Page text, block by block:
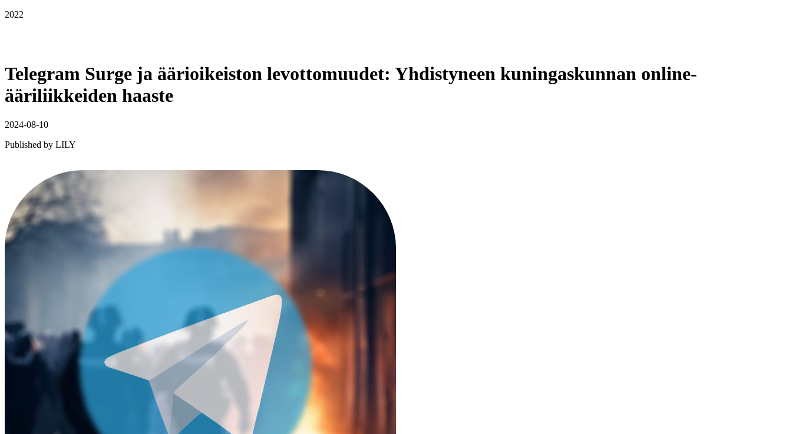
2022
Telegram Surge ja äärioikeiston levottomuudet: Yhdistyneen kuningaskunnan online-
ääriliikkeiden haaste
2024-08-10
Published by LILY